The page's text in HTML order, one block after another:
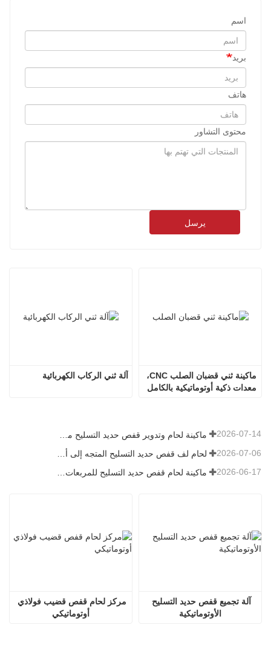
اسم
بريد
هاتف
محتوى التشاور
يرسل
آلة ثني الركاب الكهربائية
2026-07-14
2026-07-06
ماكينة لحام قفص حديد التسليح للمربعات في روسيا 2026-06-17
أوتوماتيكي
الأوتوماتيكية